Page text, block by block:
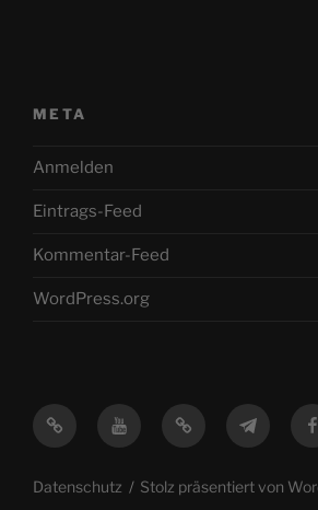
META
Anmelden
Eintrags-Feed
Kommentar-Feed
WordPress.org
MastodonYouTubeFeed Telegram
Datenschutz Stolz präsentiert von